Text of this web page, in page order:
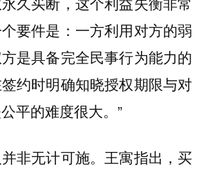
要件是：一方利用对方的弱
是具备完全民事行为能力的
约时明确知晓授权期限与对
平的难度很大。”
非无计可施。王寓指出，买